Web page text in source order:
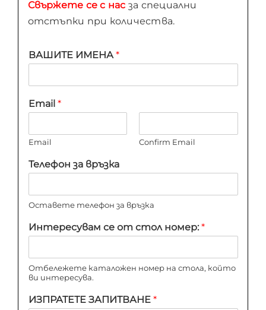
Свържете се с нас за специални
отстъпки при количества.
ВАШИТЕ ИМЕНА*
Email *
Email Confirm Email
Телефон за връзка
Оставете телефон за връзка
Интересувам се от стол номер: *
Отбележете каталожен номер на стола, който
ви интересува.
ИЗПРАТЕТЕ ЗАПИТВАНЕ *